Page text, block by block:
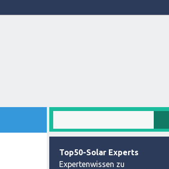
Top50-Solar Experts
Expertenwissen zu